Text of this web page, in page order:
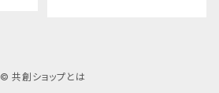
© 共創ショップとは